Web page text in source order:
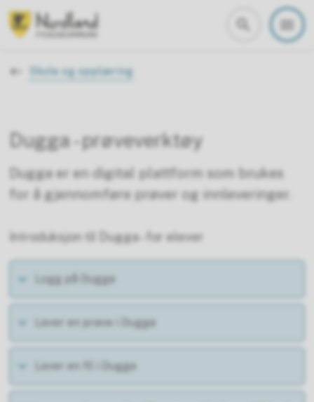
Du er her:Skole og opplæring
Dugga - prøveverktøy
Dugga er en digital plattform som brukes
for å gjennomføre prøver og innleveringer.
Introduksjon til Dugga - for elever
Logg på Dugga
Lever en prøve i Dugga
Lever en fil i Dugga